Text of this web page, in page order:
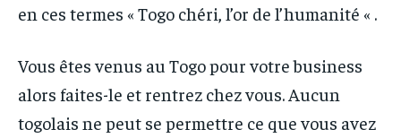
en ces termes « Togo chéri, l’or de l’humanité « .
Vous êtes venus au Togo pour votre business
alors faites-le et rentrez chez vous. Aucun
togolais ne peut se permettre ce que vous avez